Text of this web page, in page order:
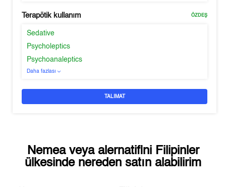
Terapötik kullanım ÖZDEŞ
Sedative
Psycholeptics
Psychoanaleptics
Daha fazlası
TALIMAT
Nemeaveya alernatifini Filipinler
ülkesinde nereden satın alabilirim